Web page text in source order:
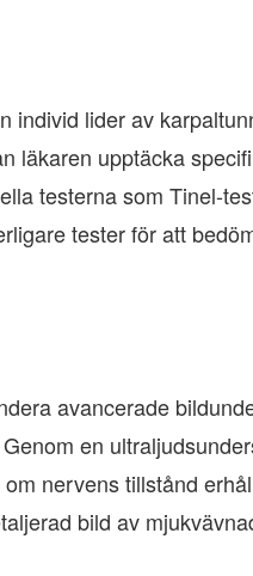
individ lider av
läkaren upptäcka
testerna som Tinel-
tester för att
avancerade
en
nervens tillstånd
bild av